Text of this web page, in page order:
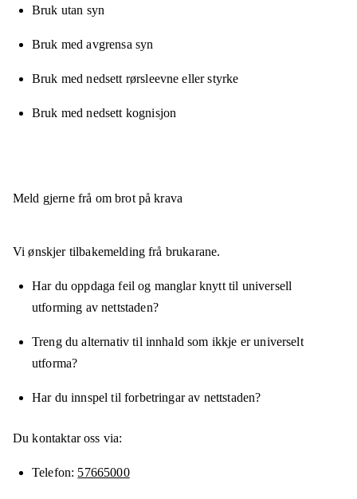
Bruk utan syn
Bruk med avgrensa syn
Bruk med nedsett rørsleevne eller styrke
Bruk med nedsett kognisjon
Meld gjerne frå om brot på krava
Vi ønskjer tilbakemelding frå brukarane.
Har du oppdaga feil og manglar knytt til universell
utforming av nettstaden?
Treng du alternativ til innhald som ikkje er universelt
utforma?
Har du innspel til forbetringar av nettstaden?
Du kontaktar oss via:
Telefon 57665000